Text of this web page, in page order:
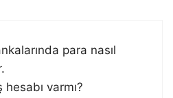
para nasıl
varmı?